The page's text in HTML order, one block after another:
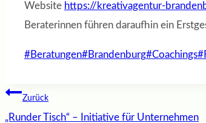
Website https://kreativagentur-
Beraterinnen führen daraufhin ein
Schlagworte:
#Beratungen#Brandenburg#Coachings#
Beitragsnavigation
Zurück
„Runder Tisch“ – Initiative für Unternehmen